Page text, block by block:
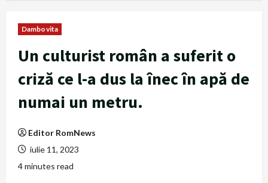
Dambovita
Un culturist român a suferit o
criză ce l-a dus la înec în apă de
numai un metru.
Editor RomNews
iulie 11, 2023
4 minutes read